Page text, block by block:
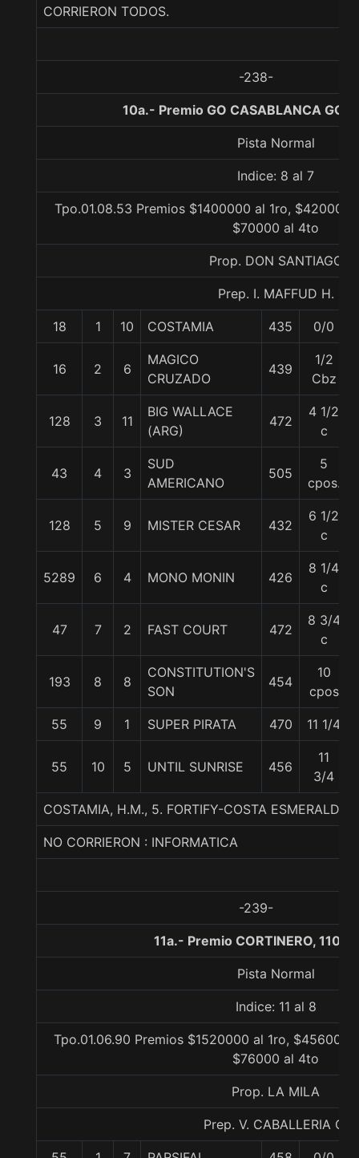
CORRIERON TODOS.
-238-
10a.- Premio GO CASABLANCA GO,
Pista Normal
Indice: 8 al 7
Tpo.01.08.53 Premios $1400000 al 1ro, $420000
$70000 al 4to
Prop. DON SANTIAGO
Prep. I. MAFFUD H.
18 1 10 COSTAMIA 435 0/0
16 2 6
MAGICO
CRUZADO
439
1/2
Cbz
128 3 11
BIG WALLACE
(ARG)
472
4 1/2
c
43 4 3
SUD
AMERICANO
505
5
cpos.
128 5 9 MISTER CESAR 432
6 1/2
c
5289 6 4 MONO MONIN 426
8 1/4
c
47 7 2 FAST COURT 472
8 3/4
c
193 8 8
CONSTITUTION'S
SON
454
10
cpos
55 9 1 SUPER PIRATA 470 11 1/4
55 10 5 UNTIL SUNRISE 456
11
3/4
COSTAMIA, H.M., 5. FORTIFY-COSTA ESMERALDA
NO CORRIERON : INFORMATICA
-239-
11a.- Premio CORTINERO, 1100
Pista Normal
Indice: 11 al 8
Tpo.01.06.90 Premios $1520000 al 1ro,
$76000 al 4to
Prop. LA MILA
Prep. V. CABALLERIA C.